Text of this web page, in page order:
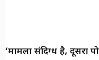
‘मामला संदिग्ध है, दूसरा